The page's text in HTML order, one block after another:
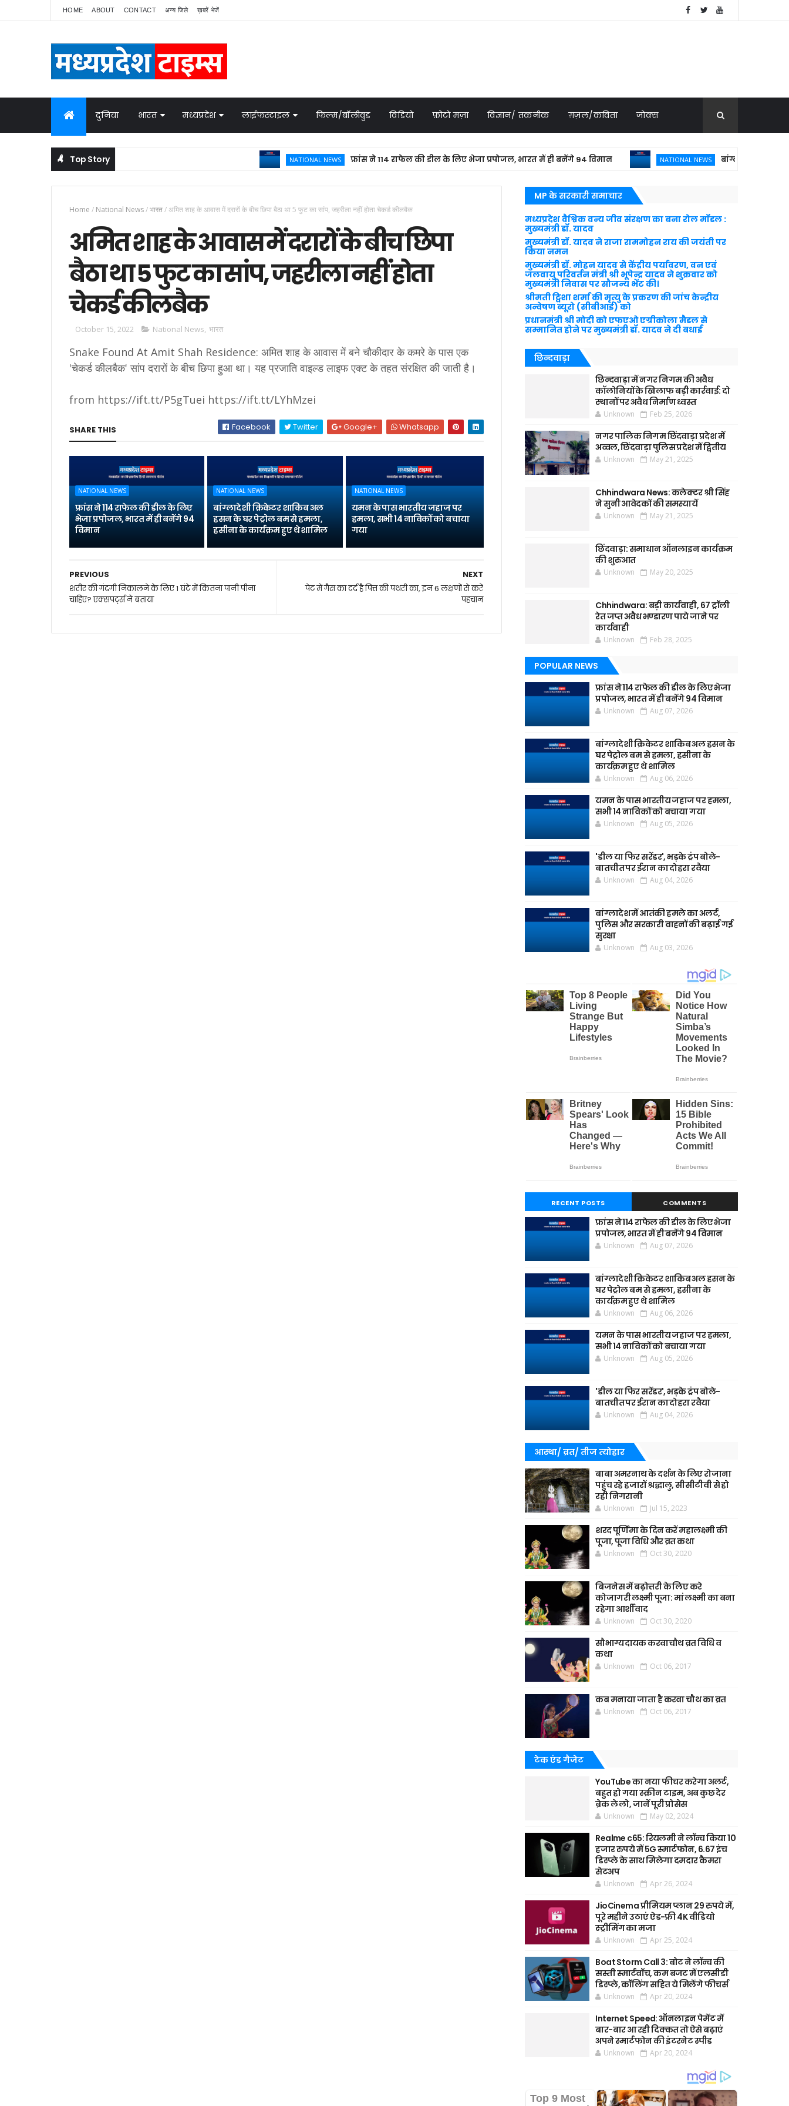
HOME ABOUT CONTACT अन्य जिले ख़बरें भेजें
दुनिया भारत मध्यप्रदेश लाईफस्टाइल फिल्म/बॉलीवुड विडियो फ़ोटो मज़ा विज्ञान/ तकनीक ग़ज़ल/कविता जोक्स
Top Story NATIONAL NEWS फ्रांस ने 114 राफेल की डील के लिए भेजा प्रपोजल, भारत में ही बनेंगे 94 विमान NATIONAL NEWS बांग्लादेशी क्रिकेटर
Home / National News/भारत/अमित शाह के आवास में दरारों के बीच छिपा बैठा था 5 फुट का सांप, जहरीला नहीं होता चेकर्ड कीलबैक
अमित शाह के आवास में दरारों के बीच छिपा
बैठा था 5 फुट का सांप, जहरीला नहीं होता
चेकर्ड कीलबैक
October 15, 2022 National News, भारत
Snake Found At Amit Shah Residence: अमित शाह के आवास में बने चौकीदार के कमरे के पास एक
'चेकर्ड कीलबैक' सांप दरारों के बीच छिपा हुआ था। यह प्रजाति वाइल्‍ड लाइफ एक्‍ट के तहत संरक्षित की जाती है।
from https://ift.tt/P5gTuei https://ift.tt/LYhMzei
SHARE THIS Facebook Twitter Google+ Whatsapp
NATIONAL NEWS
फ्रांस ने 114 राफेल की डील के लिए
भेजा प्रपोजल, भारत में ही बनेंगे 94
विमान
NATIONAL NEWS
बांग्लादेशी क्रिकेटर शाकिब अल
हसन के घर पेट्रोल बम से हमला,
हसीना के कार्यक्रम हुए थे शामिल
NATIONAL NEWS
यमन के पास भारतीय जहाज पर
हमला, सभी 14 नाविकों को बचाया
गया
NEXT
पेट में गैस का दर्द है पित्त की पथरी का, इन 6 लक्षणों से करें
पहचान
PREVIOUS
शरीर की गंदगी निकालने के लिए 1 घंटे में कितना पानी पीना
चाहिए? एक्सपर्ट्स ने बताया
MP के सरकारी समाचार
मध्यप्रदेश वैश्विक वन्य जीव संरक्षण का बना रोल मॉडल :
मुख्यमंत्री डॉ. यादव
मुख्यमंत्री डॉ. यादव ने राजा राममोहन राय की जयंती पर
किया नमन
मुख्यमंत्री डॉ. मोहन यादव से केंद्रीय पर्यावरण, वन एवं
जलवायु परिवर्तन मंत्री श्री भूपेन्द्र यादव ने शुक्रवार को
मुख्यमंत्री निवास पर सौजन्य भेंट की।
श्रीमती ट्विशा शर्मा की मृत्यु के प्रकरण की जांच केन्द्रीय
अन्वेषण ब्यूरो (सीबीआई) को
प्रधानमंत्री श्री मोदी को एफएओ एग्रीकोला मैडल से
सम्मानित होने पर मुख्यमंत्री डॉ. यादव ने दी बधाई
छिन्दवाड़ा
छिन्दवाड़ा में नगर निगम की अवैध
कॉलोनियों के खिलाफ बड़ी कार्रवाई: दो
स्थानों पर अवैध निर्माण ध्वस्त
Unknown Feb 25, 2026
नगर पालिक निगम छिंदवाड़ा प्रदेश में
अव्वल, छिंदवाड़ा पुलिस प्रदेश में द्वितीय
Unknown May 21, 2025
Chhindwara News: कलेक्टर श्री सिंह
ने सुनी आवेदकों की समस्यायें
Unknown May 21, 2025
छिंदवाड़ा: समाधान ऑनलाइन कार्यक्रम
की शुरुआत
Unknown May 20, 2025
Chhindwara: बड़ी कार्यवाही, 67 ट्रॉली
रेत जप्त अवैध भण्डारण पाये जाने पर
कार्यवाही
Unknown Feb 28, 2025
POPULAR NEWS
फ्रांस ने 114 राफेल की डील के लिए भेजा
प्रपोजल, भारत में ही बनेंगे 94 विमान
Unknown Aug 07, 2026
बांग्लादेशी क्रिकेटर शाकिब अल हसन के
घर पेट्रोल बम से हमला, हसीना के
कार्यक्रम हुए थे शामिल
Unknown Aug 06, 2026
यमन के पास भारतीय जहाज पर हमला,
सभी 14 नाविकों को बचाया गया
Unknown Aug 05, 2026
'डील या फिर सरेंडर', भड़के ट्रंप बोले-
बातचीत पर ईरान का दोहरा रवैया
Unknown Aug 04, 2026
बांग्लादेश में आतंकी हमले का अलर्ट,
पुलिस और सरकारी वाहनों की बढ़ाई गई
सुरक्षा
Unknown Aug 03, 2026
RECENT POSTS COMMENTS
फ्रांस ने 114 राफेल की डील के लिए भेजा
प्रपोजल, भारत में ही बनेंगे 94 विमान
Unknown Aug 07, 2026
बांग्लादेशी क्रिकेटर शाकिब अल हसन के
घर पेट्रोल बम से हमला, हसीना के
कार्यक्रम हुए थे शामिल
Unknown Aug 06, 2026
यमन के पास भारतीय जहाज पर हमला,
सभी 14 नाविकों को बचाया गया
Unknown Aug 05, 2026
'डील या फिर सरेंडर', भड़के ट्रंप बोले-
बातचीत पर ईरान का दोहरा रवैया
Unknown Aug 04, 2026
आस्था/ व्रत/ तीज त्‍योहार
बाबा अमरनाथ के दर्शन के लिए रोजाना
पहुंच रहे हजारों श्रद्धालु, सीसीटीवी से हो
रही निगरानी
Unknown Jul 15, 2023
शरद पूर्णिमा के दिन करें महालक्ष्मी की
पूजा, पूजा विधि और व्रत कथा
Unknown Oct 30, 2020
बिजनेस में बढ़ोत्तरी के लिए करे
कोजागरी लक्ष्मी पूजा: मां लक्ष्मी का बना
रहेगा आर्शीवाद
Unknown Oct 30, 2020
सौभाग्यदायक करवाचौथ व्रत विधि व
कथा
Unknown Oct 06, 2017
कब मनाया जाता है करवा चौथ का व्रत
Unknown Oct 06, 2017
टेक एंड गैजेट
YouTube का नया फीचर करेगा अलर्ट,
बहुत हो गया स्क्रीन टाइम, अब कुछ देर
ब्रेक ले लो, जानें पूरी प्रोसेस
Unknown May 02, 2024
Realme c65: रियलमी ने लॉन्च किया 10
हजार रुपये में 5G स्मार्टफोन, 6.67 इंच
डिस्प्ले के साथ मिलेगा दमदार कैमरा
सेटअप
Unknown Apr 26, 2024
JioCinema प्रीमियम प्लान 29 रुपये में,
पूरे महीने उठाएं ऐड-फ्री 4K वीडियो
स्ट्रीमिंग का मजा
Unknown Apr 25, 2024
Boat Storm Call 3: बोट ने लॉन्च की
सस्ती स्मार्टवॉच, कम बजट में एलसीडी
डिस्प्ले, कॉलिंग सहित ये मिलेंगे फीचर्स
Unknown Apr 20, 2024
Internet Speed: ऑनलाइन पेमेंट में
बार-बार आ रही दिक्कत तो ऐसे बढ़ाएं
अपने स्मार्टफोन की इंटरनेट स्पीड
Unknown Apr 20, 2024